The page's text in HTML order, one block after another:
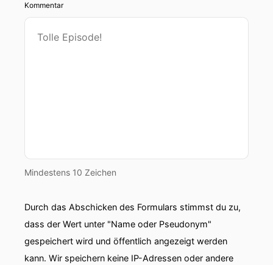
Kommentar
Mindestens 10 Zeichen
Durch das Abschicken des Formulars stimmst du zu,
dass der Wert unter "Name oder Pseudonym"
gespeichert wird und öffentlich angezeigt werden
kann. Wir speichern keine IP-Adressen oder andere